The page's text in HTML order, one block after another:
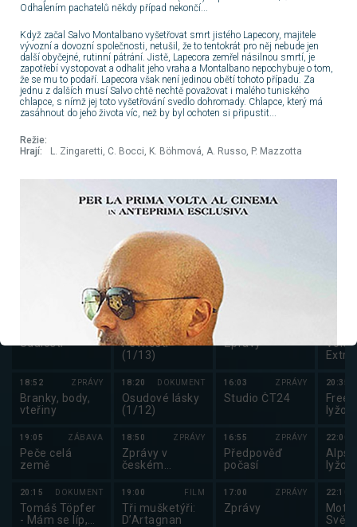
Klíček ke štěstí
13:40 FILM
Strach
15:20 SERIÁL
XII
Kočka není pes
ZPRÁVY
ZPRÁVY
Události
18:52 ZPRÁVY
Branky, body,
vteřiny
19:05 ZÁBAVA
Peče celá
země
20:15 DOKUMENT
Tomáš Töpfer
- Mám se líp,
Starověké
(1/3)
12:55
Místo určení:
Gobi
14:25 DOKUMENT
Kamera na
16:15 DOKUMENT
Zázračná
planeta:
Zmrzlá planeta
II (1/6)
17:05 DOKUMENT
Země (1/5)
18:00 DOKUMENT
Pevnosti
(1/13)
18:20 DOKUMENT
Osudové lásky
(1/12)
18:50 ZPRÁVY
Zprávy v
českém
jazyce
19:00 FILM
Tři mušketýři:
D’Artagnan
13:03 ZPRÁVY
Studio ČT24
14:00 ZPRÁVY
Studio ČT24
15:00
Zprávy
16:03 ZPRÁVY
Studio ČT24
16:55 ZPRÁVY
Předpověď
počasí
17:00 ZPRÁVY
Zprávy
20:35
22:00
2026
22:10
Svět
Odhalením pachatelů někdy případ nekončí...
Když začal Salvo Montalbano vyšetřovat smrt jistého Lapecory, majitele
vývozní a dovozní společnosti, netušil, že to tentokrát pro něj nebude jen
další obyčejné, rutinní pátrání. Jistě, Lapecora zemřel násilnou smrtí, je
zapotřebí vystopovat a odhalit jeho vraha a Montalbano nepochybuje o tom,
že se mu to podaří. Lapecora však není jedinou obětí tohoto případu. Za
jednu z dalších musí Salvo chtě nechtě považovat i malého tuniského
chlapce, s nímž jej toto vyšetřování svedlo dohromady. Chlapce, který má
zasáhnout do jeho života víc, než by byl ochoten si připustit...
Režie:
Hrají:
L. Zingaretti, C. Bocci, K. Böhmová, A. Russo, P. Mazzotta